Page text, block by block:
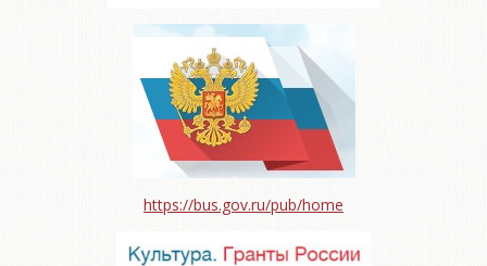
https://bus.gov.ru/pub/home